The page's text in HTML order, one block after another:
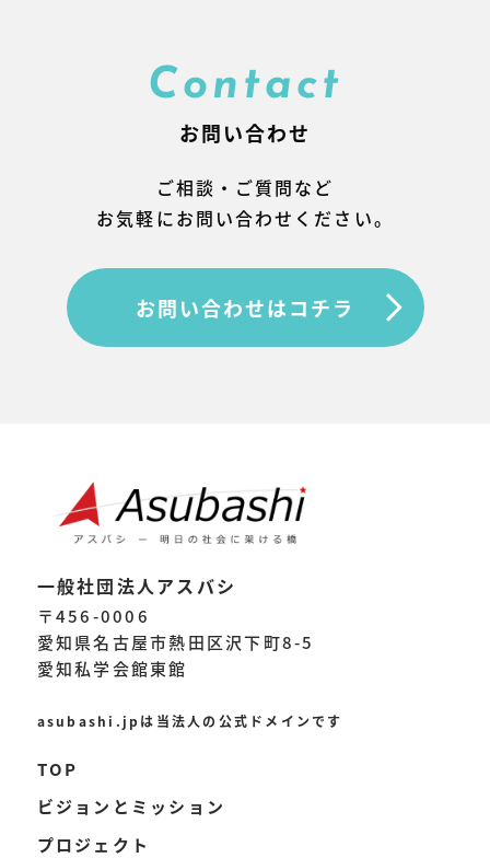
Contact
お問い合わせ
ご相談・ご質問など
お気軽にお問い合わせください。
お問い合わせはコチラ
一般社団法人アスバシ
〒456-0006
愛知県名古屋市熱田区沢下町8-5
愛知私学会館東館
asubashi.jpは当法人の公式ドメインです
TOP
ビジョンとミッション
プロジェクト